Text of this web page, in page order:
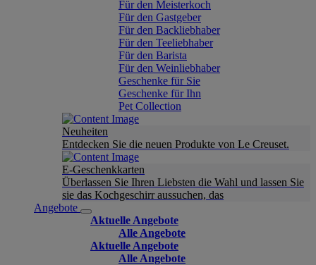
Für den Meisterkoch
Für den Gastgeber
Für den Backliebhaber
Für den Teeliebhaber
Für den Barista
Für den Weinliebhaber
Geschenke für Sie
Geschenke für Ihn
Pet Collection
Neuheiten
Entdecken Sie die neuen Produkte von Le Creuset.
E-Geschenkkarten
Überlassen Sie Ihren Liebsten die Wahl und lassen Sie
sie das Kochgeschirr aussuchen, das
Angebote
Aktuelle Angebote
Alle Angebote
Aktuelle Angebote
Alle Angebote